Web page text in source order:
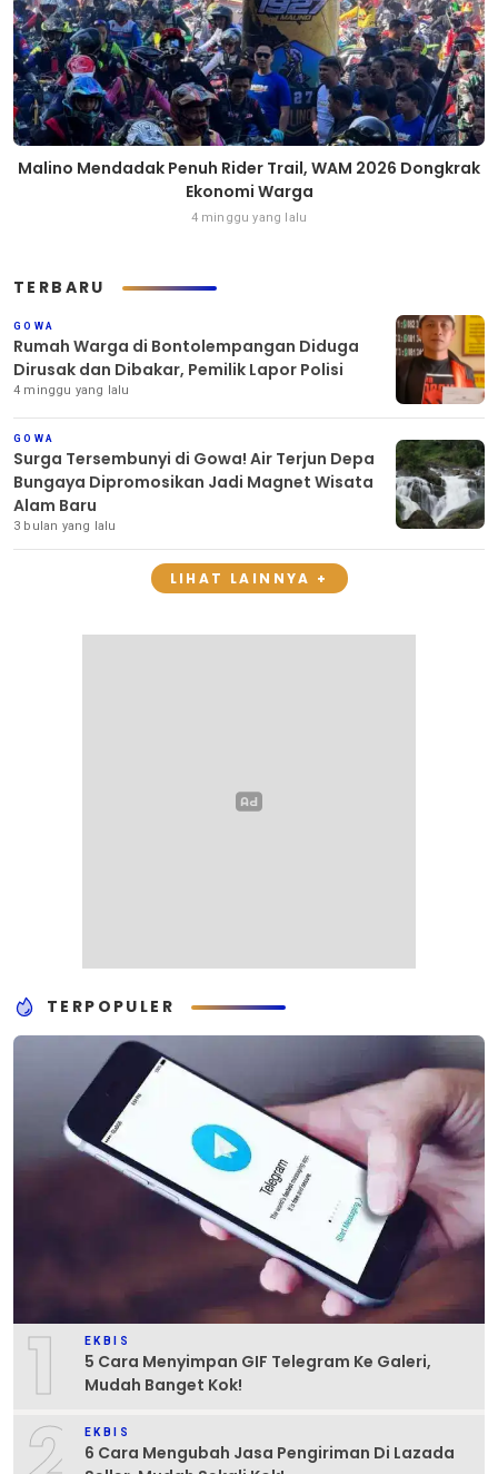
Malino Mendadak Penuh Rider Trail, WAM 2026 Dongkrak
Ekonomi Warga
4 minggu yang lalu
TERBARU
GOWA
Rumah Warga di Bontolempangan Diduga
Dirusak dan Dibakar, Pemilik Lapor Polisi
4 minggu yang lalu
GOWA
Surga Tersembunyi di Gowa! Air Terjun Depa
Bungaya Dipromosikan Jadi Magnet Wisata
Alam Baru
3 bulan yang lalu
LIHAT LAINNYA +
TERPOPULER
1 EKBIS
5 Cara Menyimpan GIF Telegram Ke Galeri,
Mudah Banget Kok!
EKBIS
6 Cara Mengubah Jasa Pengiriman Di Lazada